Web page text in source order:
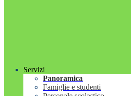
Servizi
Panoramica
Famiglie e studenti